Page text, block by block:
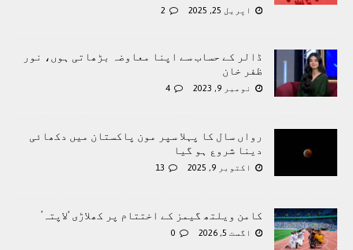
اپریل 25, 2025 2
ڈالر کے حساب سے اپنا معاوضہ بڑھاتی ہوں، نور
ظفر خان
نومبر 9, 2023 4
رواں سال کا پہلا سپر مون پاکستان میں دکھائی
دینا شروع ہو گیا
اکتوبر 9, 2025 13
کامن ویلتھ گیمز کے اختتام پر کھلاڑی ‘لاپتہ’
اگست 5, 2026 0